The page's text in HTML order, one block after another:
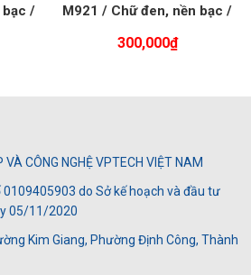
bạc /
M921 / Chữ đen, nền bạc /
300,000₫
VÀ CÔNG NGHỆ VPTECH VIỆT NAM
0109405903 do Sở kế hoạch và đầu tư
05/11/2020
Kim Giang, Phường Định Công, Thành